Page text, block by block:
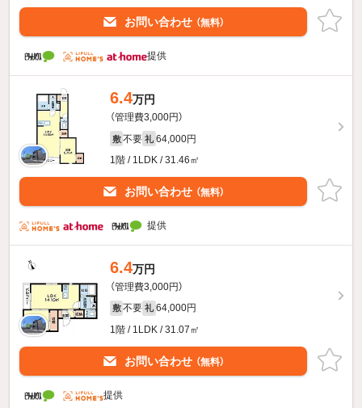
お問い合わせ （無料）
提供
6.4万円
（管理費3,000円）
敷 不要 礼 64,000円
1階 / 1LDK / 31.46㎡
お問い合わせ （無料）
提供
6.4万円
（管理費3,000円）
敷 不要 礼 64,000円
1階 / 1LDK / 31.07㎡
お問い合わせ （無料）
提供